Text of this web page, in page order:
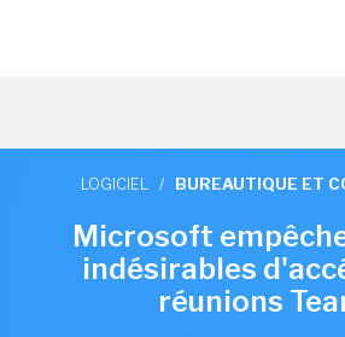
LOGICIEL / BUREAUTIQUE ET
Microsoft
indésirables
réunions